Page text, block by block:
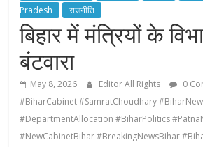
Pradesh
राजनीति
बिहार में मंत्रियों के
बंटवारा
May 8, 2026 Editor All Rights
0
#BiharCabinet #SamratChoudhary
#DepartmentAllocation #BiharPolitics
#NewCabinetBihar #BreakingNewsBihar